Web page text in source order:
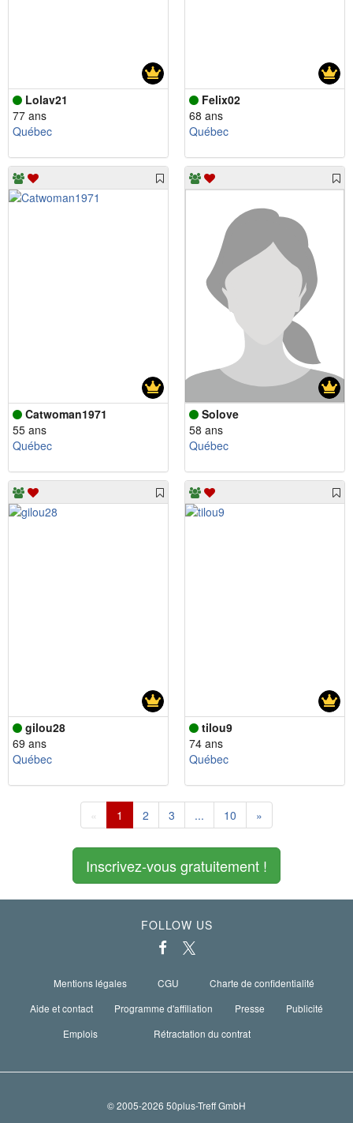
Lolav21
77 ans
Québec
Felix02
68 ans
Québec
Catwoman1971
55 ans
Québec
Solove
58 ans
Québec
gilou28
69 ans
Québec
tilou9
74 ans
Québec
« 1 2 3 ... 10 »
Inscrivez-vous gratuitement !
FOLLOW US
Mentions légales CGU
Charte de confidentialité
Aide et contact
Programme d'affiliation Presse
Publicité
Emplois
Rétractation du contrat
© 2005-2026 50plus-Treff GmbH